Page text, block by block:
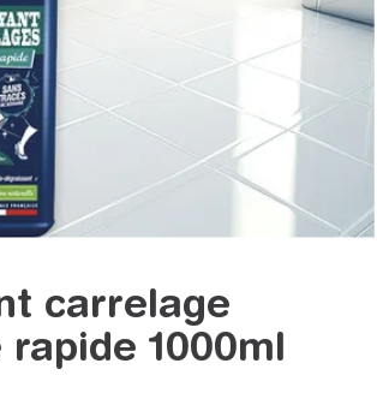
carrelage
rapide 1000ml